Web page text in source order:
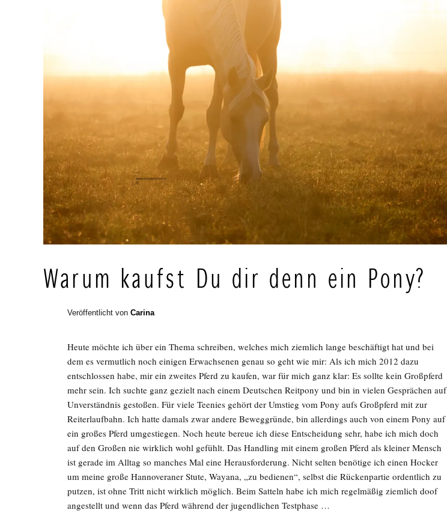
Warum kaufst Du dir denn ein Pony?
Veröffentlicht von Carina
Heute möchte ich über ein Thema schreiben, welches mich ziemlich lange beschäftigt hat und bei
dem es vermutlich noch einigen Erwachsenen genau so geht wie mir: Als ich mich 2012 dazu
entschlossen habe, mir ein zweites Pferd zu kaufen, war für mich ganz klar: Es sollte kein Großpferd
mehr sein. Ich suchte ganz gezielt nach einem Deutschen Reitpony und bin in vielen Gesprächen auf
Unverständnis gestoßen. Für viele Teenies gehört der Umstieg vom Pony aufs Großpferd mit zur
Reiterlaufbahn. Ich hatte damals zwar andere Beweggründe, bin allerdings auch von einem Pony auf
ein großes Pferd umgestiegen. Noch heute bereue ich diese Entscheidung sehr, habe ich mich doch
auf den Großen nie wirklich wohl gefühlt. Das Handling mit einem großen Pferd als kleiner Mensch
ist gerade im Alltag so manches Mal eine Herausforderung. Nicht selten benötige ich einen Hocker
um meine große Hannoveraner Stute, Wayana, „zu bedienen“, selbst die Rückenpartie ordentlich zu
putzen, ist ohne Tritt nicht wirklich möglich. Beim Satteln habe ich mich regelmäßig ziemlich doof
angestellt und wenn das Pferd während der jugendlichen Testphase …